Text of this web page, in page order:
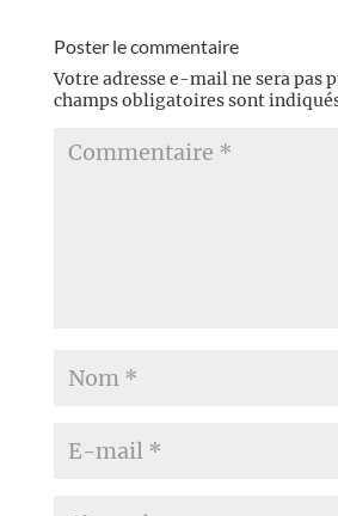
Poster le commentaire
Votre adresse e-mail ne sera pas
champs obligatoires sont